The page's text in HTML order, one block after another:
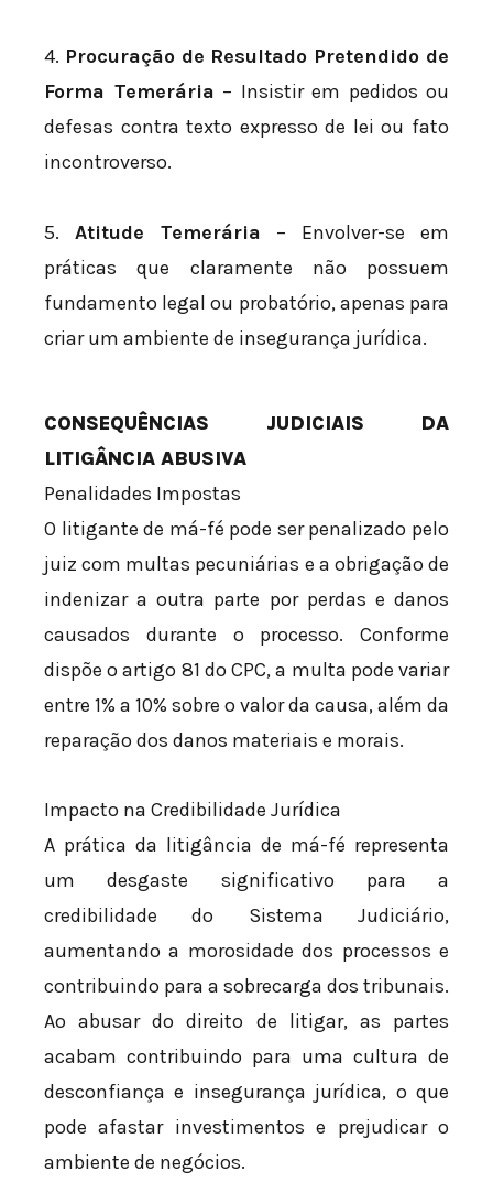
4. Procuração de Resultado Pretendido de
Forma Temerária – Insistir em pedidos ou
defesas contra texto expresso de lei ou fato
incontroverso.
5. Atitude Temerária – Envolver-se em
práticas que claramente não possuem
fundamento legal ou probatório, apenas para
criar um ambiente de insegurança jurídica.
CONSEQUÊNCIAS JUDICIAIS DA
LITIGÂNCIA ABUSIVA
Penalidades Impostas
O litigante de má-fé pode ser penalizado pelo
juiz com multas pecuniárias e a obrigação de
indenizar a outra parte por perdas e danos
causados durante o processo. Conforme
dispõe o artigo 81 do CPC, a multa pode variar
entre 1% a 10% sobre o valor da causa, além da
reparação dos danos materiais e morais.
Impacto na Credibilidade Jurídica
A prática da litigância de má-fé representa
um desgaste significativo para a
credibilidade do Sistema Judiciário,
aumentando a morosidade dos processos e
contribuindo para a sobrecarga dos tribunais.
Ao abusar do direito de litigar, as partes
acabam contribuindo para uma cultura de
desconfiança e insegurança jurídica, o que
pode afastar investimentos e prejudicar o
ambiente de negócios.